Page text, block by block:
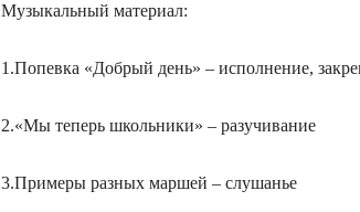
Музыкальный материал:
1.Попевка «Добрый день» – исполнение,
2.«Мы теперь школьники» – разучивание
3.Примеры разных маршей – слушанье